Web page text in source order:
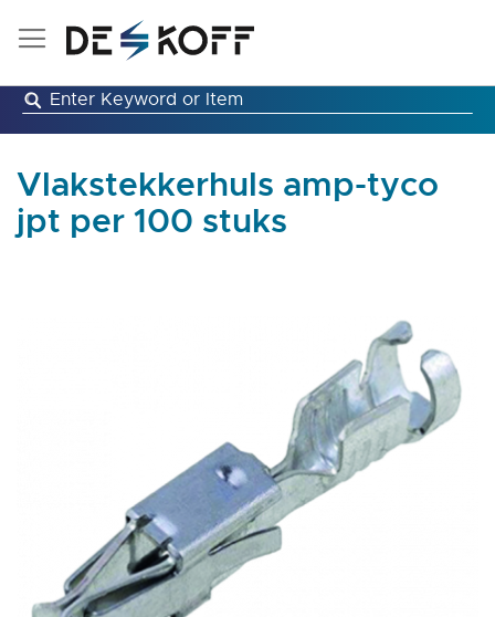
Ga
inhoud
Vlakstekkerhuls amp-tyco
jpt per 100 stuks